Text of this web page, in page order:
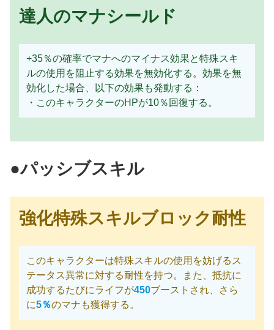
達人のマナシールド
+35％の確率でマナへのマイナス効果と特殊スキ
ルの使用を阻止する効果を無効化する。効果を無
効化した場合、以下の効果も発動する：
・このキャラクターのHPが10％回復する。
●パッシブスキル
強化特殊スキルブロック耐性
このキャラクターは特殊スキルの使用を妨げるス
テータス異常に対する耐性を持つ。また、抵抗に
成功するたびにライフが450ブーストされ、さら
に5％のマナも獲得する。